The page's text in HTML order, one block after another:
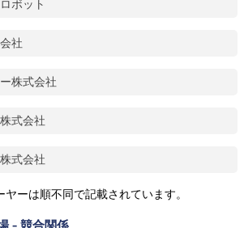
ボット
社
株式会社
式会社
式会社
ーは順不同で記載されています。